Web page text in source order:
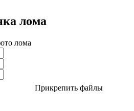
лома
лома
Прикрепить файлы